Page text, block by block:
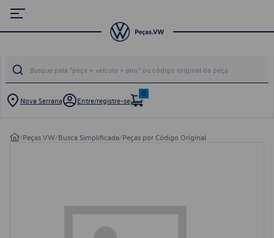
Nova Serrana Entre/registre-se
0
/Peças VW/Busca Simplificada/Peças por Código Original